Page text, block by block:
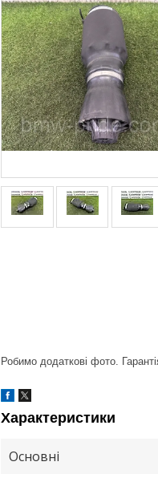
Робимо додаткові фото.
Характеристики
Основні